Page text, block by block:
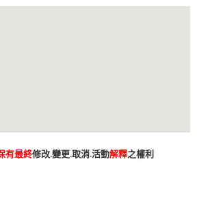
有最終修改.變更.取消.活動解釋之權利